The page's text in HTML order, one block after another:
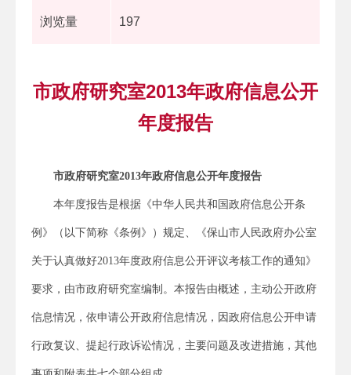
浏览量 197
市政府研究室2013年政府信息公开
年度报告
市政府研究室2013年政府信息公开年度报告
本年度报告是根据《中华人民共和国政府信息公开条
例》（以下简称《条例》）规定、《保山市人民政府办公室
关于认真做好2013年度政府信息公开评议考核工作的通知》
要求，由市政府研究室编制。本报告由概述，主动公开政府
信息情况，依申请公开政府信息情况，因政府信息公开申请
行政复议、提起行政诉讼情况，主要问题及改进措施，其他